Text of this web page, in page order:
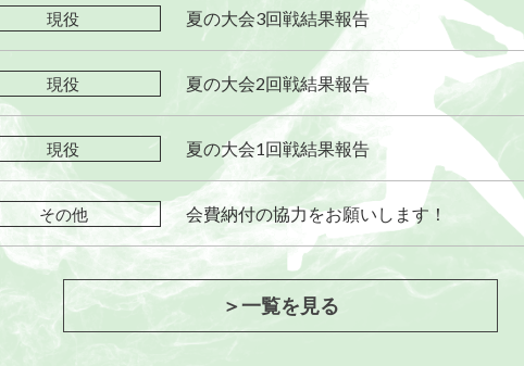
現役 夏の大会3回戦結果報告
現役 夏の大会2回戦結果報告
現役 夏の大会1回戦結果報告
その他 会費納付の協力をお願いします！
＞一覧を見る